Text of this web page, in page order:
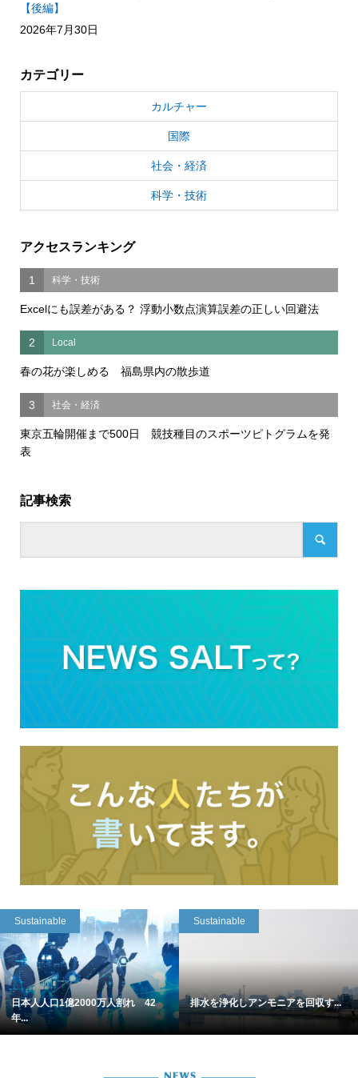
【後編】
2026年7月30日
カテゴリー
カルチャー
国際
社会・経済
科学・技術
アクセスランキング
1 科学・技術
Excelにも誤差がある？ 浮動小数点演算誤差の正しい回避法
2 Local
春の花が楽しめる 福島県内の散歩道
3 社会・経済
東京五輪開催まで500日 競技種目のスポーツピトグラムを発
表
記事検索
Sustainable
日本人人口1億2000万人割れ 42
年...
Sustainable
排水を浄化しアンモニアを回収す...